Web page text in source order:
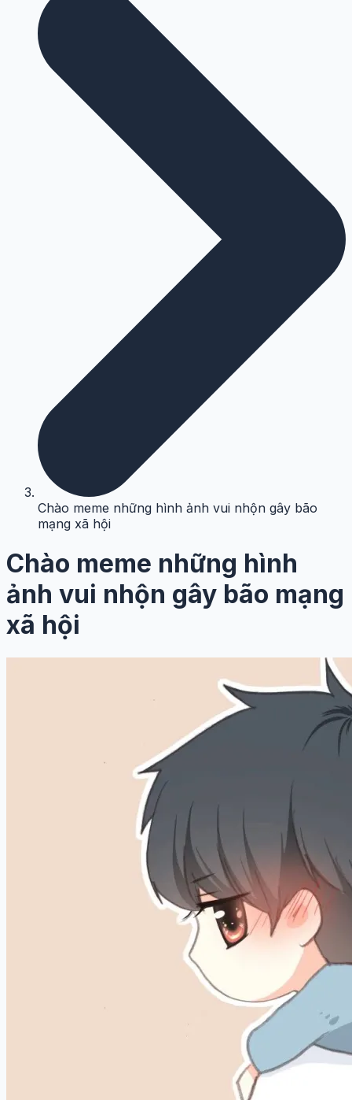
Chào meme những hình ảnh vui nhộn gây bão
mạng xã hội
Chào meme những hình
ảnh vui nhộn gây bão mạng
xã hội